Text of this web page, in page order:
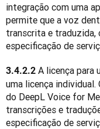
integração com uma
permite que a voz
transcrita e traduzida,
especificação de
3.4.2.2 A licença para
uma licença
do DeepL Voice for
transcrições e
especificação de